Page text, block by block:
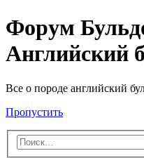
Форум
Английский
Все о породе английский
Пропустить